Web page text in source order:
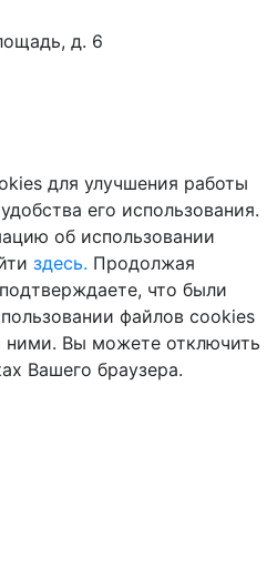
д. 6
для улучшения работы
его использования.
об использовании
здесь. Продолжая
что были
файлов cookies
ними. Вы можете отключить
Вашего браузера.